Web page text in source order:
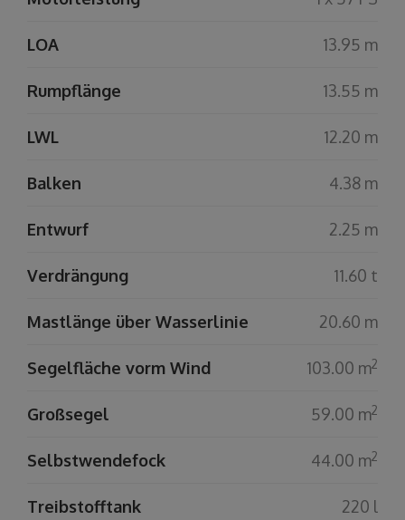
LOA 13.95 m
Rumpflänge 13.55 m
LWL 12.20 m
Balken 4.38 m
Entwurf 2.25 m
Verdrängung 11.60 t
Mastlänge über Wasserlinie 20.60 m
Segelfläche vorm Wind 103.00 m2
Großsegel 59.00 m2
Selbstwendefock 44.00 m2
Treibstofftank 220 l